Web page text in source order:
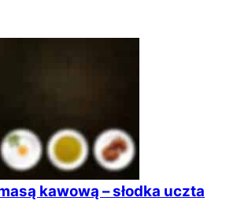
kawową – słodka uczta